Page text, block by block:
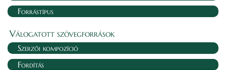
Forrástípus
Válogatott szövegforrások
Szerzői kompozíció
Fordítás